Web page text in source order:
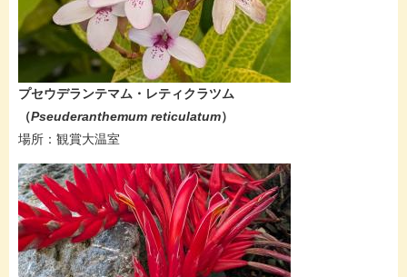
プセウデランテマム・レティクラツム
（Pseuderanthemum reticulatum）
​場所：観賞大温室